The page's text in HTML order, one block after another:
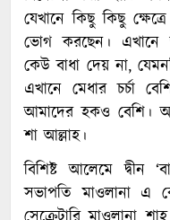
যেখানে কিছু কিছু
ভোগ করছেন। এখানে
কেউ বাধা দেয় না,
এখানে মেধার চর্চা
আমাদের হকও বেশি।
শা আল্লাহ।
বিশিষ্ট আলেমে দ্বীন
সভাপতি মাওলানা এ